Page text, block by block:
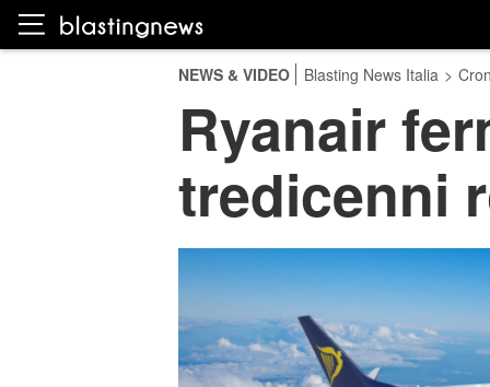
NEWS & VIDEO Blasting News Italia >
Ryanair
tredicenni